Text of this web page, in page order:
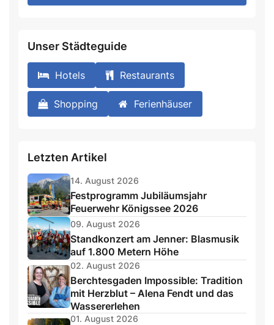
Unser Städteguide
Hotels Restaurants
Shopping Ferienhäuser
Letzten Artikel
14. August 2026
Festprogramm Jubiläumsjahr
Feuerwehr Königssee 2026
09. August 2026
Standkonzert am Jenner: Blasmusik
auf 1.800 Metern Höhe
02. August 2026
Berchtesgaden Impossible: Tradition
mit Herzblut – Alena Fendt und das
Wassererlehen
01. August 2026